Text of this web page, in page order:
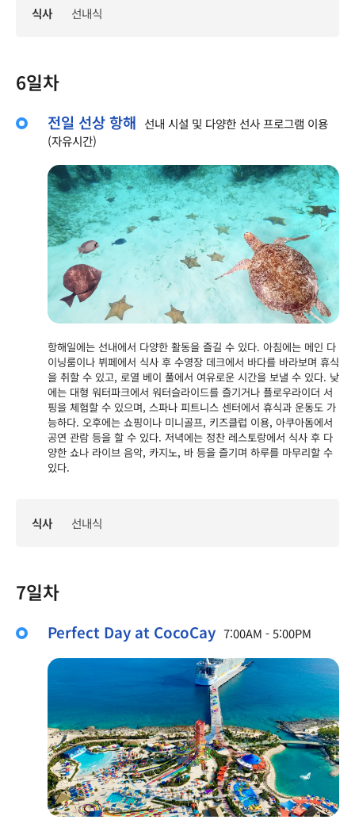
식사 선내식
6일차
전일 선상 항해 선내 시설 및 다양한 선사 프로그램 이용
(자유시간)
항해일에는 선내에서 다양한 활동을 즐길 수 있다. 아침에는 메인 다
이닝룸이나 뷔페에서 식사 후 수영장 데크에서 바다를 바라보며 휴식
을 취할 수 있고, 로열 베이 풀에서 여유로운 시간을 보낼 수 있다. 낮
에는 대형 워터파크에서 워터슬라이드를 즐기거나 플로우라이더 서
핑을 체험할 수 있으며, 스파나 피트니스 센터에서 휴식과 운동도 가
능하다. 오후에는 쇼핑이나 미니골프, 키즈클럽 이용, 아쿠아돔에서
공연 관람 등을 할 수 있다. 저녁에는 정찬 레스토랑에서 식사 후 다
양한 쇼나 라이브 음악, 카지노, 바 등을 즐기며 하루를 마무리할 수
있다.
식사 선내식
7일차
Perfect Day at CocoCay 7:00AM - 5:00PM